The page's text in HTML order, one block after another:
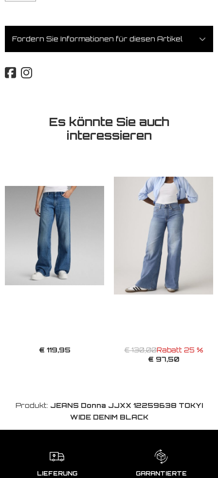
Fordern Sie Informationen für diesen Artikel
Es könnte Sie auch
interessieren
€ 119,95 € 130,00Rabatt 25 %
€ 97,50
Produkt: JEANS Donna JJXX 12259638 TOKYI
WIDE DENIM BLACK
LIEFERUNG
GARANTIERTE